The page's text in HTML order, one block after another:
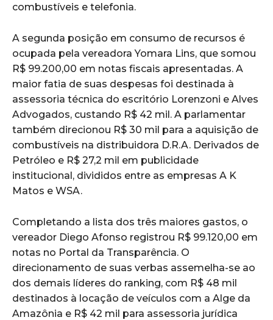
combustíveis e telefonia.
A segunda posição em consumo de recursos é
ocupada pela vereadora Yomara Lins, que somou
R$ 99.200,00 em notas fiscais apresentadas. A
maior fatia de suas despesas foi destinada à
assessoria técnica do escritório Lorenzoni e Alves
Advogados, custando R$ 42 mil. A parlamentar
também direcionou R$ 30 mil para a aquisição de
combustíveis na distribuidora D.R.A. Derivados de
Petróleo e R$ 27,2 mil em publicidade
institucional, divididos entre as empresas A K
Matos e WSA.
Completando a lista dos três maiores gastos, o
vereador Diego Afonso registrou R$ 99.120,00 em
notas no Portal da Transparência. O
direcionamento de suas verbas assemelha-se ao
dos demais líderes do ranking, com R$ 48 mil
destinados à locação de veículos com a Alge da
Amazônia e R$ 42 mil para assessoria jurídica